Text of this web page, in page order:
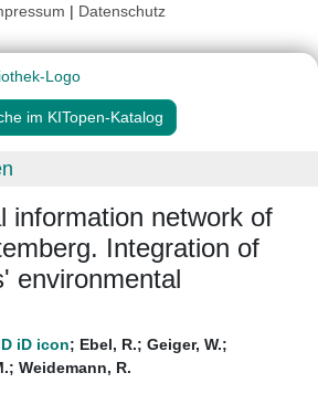
| Datenschutz
im KITopen-Katalog
information network of
Integration of
environmental
; Ebel, R.; Geiger, W.;
; Weidemann, R.